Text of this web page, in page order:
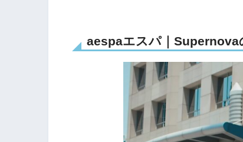
aespaエスパ｜Supernova